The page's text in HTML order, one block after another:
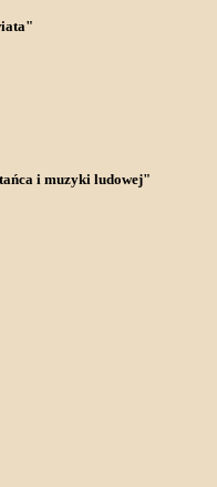
i muzyki ludowej"